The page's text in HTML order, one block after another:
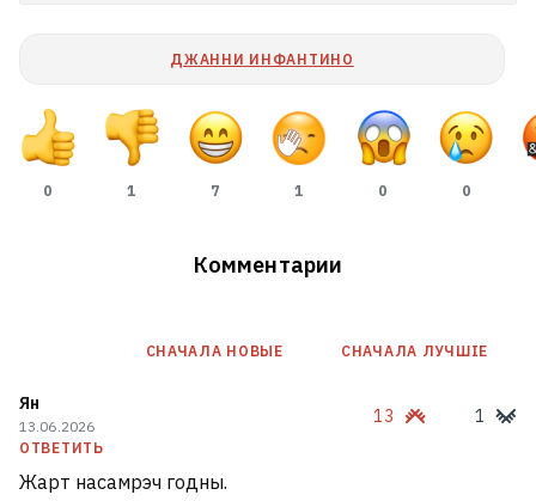
ДЖАННИ ИНФАНТИНО
0 1 7 1 0 0
Комментарии
СНАЧАЛА НОВЫE СНАЧАЛА ЛУЧШІЕ
Ян
13.06.2026
ОТВЕТИТЬ
13 1
Жарт насамрэч годны.
ностальгии
18